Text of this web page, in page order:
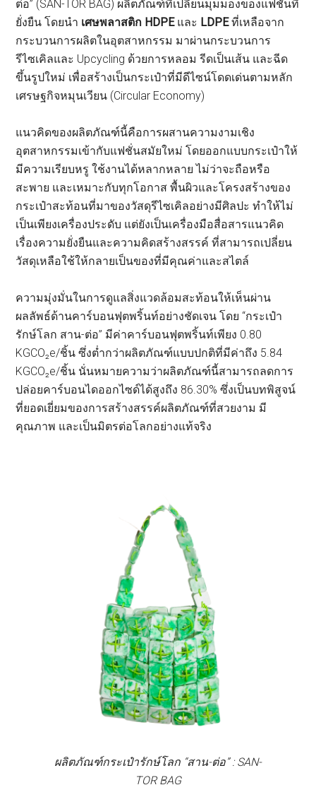
ต่อ” (SAN-TOR BAG) ผลิตภัณฑ์ที่เปลี่ยนมุมมองของแฟชั่นที่
ยั่งยืน โดยนำ เศษพลาสติก HDPE และ LDPEที่เหลือจาก
กระบวนการผลิตในอุตสาหกรรม มาผ่านกระบวนการ
รีไซเคิลและ Upcycling ด้วยการหลอม รีดเป็นเส้น และฉีด
ขึ้นรูปใหม่ เพื่อสร้างเป็นกระเป๋าที่มีดีไซน์โดดเด่นตามหลัก
เศรษฐกิจหมุนเวียน (Circular Economy)
แนวคิดของผลิตภัณฑ์นี้คือการผสานความงามเชิง
อุตสาหกรรมเข้ากับแฟชั่นสมัยใหม่ โดยออกแบบกระเป๋าให้
มีความเรียบหรู ใช้งานได้หลากหลาย ไม่ว่าจะถือหรือ
สะพาย และเหมาะกับทุกโอกาส พื้นผิวและโครงสร้างของ
กระเป๋าสะท้อนที่มาของวัสดุรีไซเคิลอย่างมีศิลปะ ทำให้ไม่
เป็นเพียงเครื่องประดับ แต่ยังเป็นเครื่องมือสื่อสารแนวคิด
เรื่องความยั่งยืนและความคิดสร้างสรรค์ ที่สามารถเปลี่ยน
วัสดุเหลือใช้ให้กลายเป็นของที่มีคุณค่าและสไตล์
ความมุ่งมั่นในการดูแลสิ่งแวดล้อมสะท้อนให้เห็นผ่าน
ผลลัพธ์ด้านคาร์บอนฟุตพริ้นท์อย่างชัดเจน โดย “กระเป๋า
รักษ์โลก สาน-ต่อ” มีค่าคาร์บอนฟุตพริ้นท์เพียง 0.80
KGCO₂e/ชิ้น ซึ่งต่ำกว่าผลิตภัณฑ์แบบปกติที่มีค่าถึง 5.84
KGCO₂e/ชิ้น นั่นหมายความว่าผลิตภัณฑ์นี้สามารถลดการ
ปล่อยคาร์บอนไดออกไซด์ได้สูงถึง 86.30% ซึ่งเป็นบทพิสูจน์
ที่ยอดเยี่ยมของการสร้างสรรค์ผลิตภัณฑ์ที่สวยงาม มี
คุณภาพ และเป็นมิตรต่อโลกอย่างแท้จริง
ผลิตภัณฑ์กระเป๋ารักษ์โลก “สาน-ต่อ” : SAN-
TOR BAG